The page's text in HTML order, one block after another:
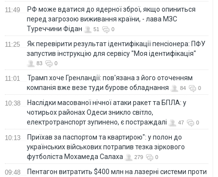
11:49
РФ може вдатися до ядерної зброї, якщо опиниться
перед загрозою виживання країни, - лава МЗС
Туреччини Фідан
51 0
11:25
Як перевірити результат ідентифікації пенсіонера: ПФУ
запустив інструкцію для сервісу "Моя ідентифікація"
83 0
11:01
Трамп хоче Гренландії: пов'язана з його оточенням
компанія вже везе туди бурове обладнання
84 0
10:38
Наслідки масованої нічної атаки ракет та БПЛА: у
чотирьох районах Одеси зникло світло,
електротранспорт зупинено, є постраждалі
47 0
10:13
Приїхав за паспортом та квартирою": у полон до
українських військових потрапив тезка зіркового
футболіста Мохамеда Салаха
279 0
09:48
Пентагон витратить $400 млн на лазерні системи проти